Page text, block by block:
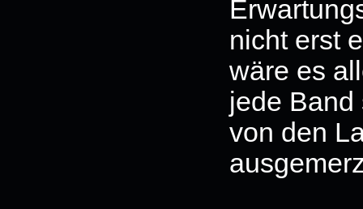
nicht erst
wäre es
jede
von den